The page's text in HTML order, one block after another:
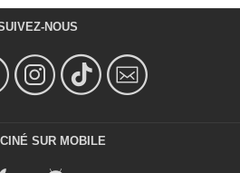
NOUS
SUR MOBILE